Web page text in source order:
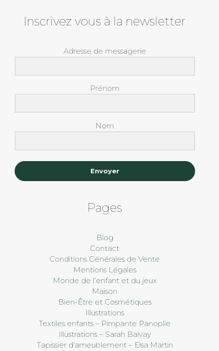
Inscrivez vous à la newsletter
Adresse de messagerie
Prénom
Nom
Envoyer
Pages
Blog
Contact
Conditions Générales de Vente
Mentions Légales
Monde de l’enfant et du jeux
Maison
Bien-Être et Cosmétiques
Illustrations
Textiles enfants – Pimpante Panoplie
Illustrations – Sarah Balvay
Tapissier d’ameublement – Elsa Martin